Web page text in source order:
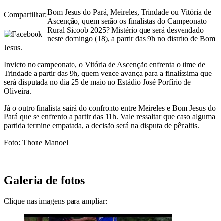
Compartilhar:Bom Jesus do Pará, Meireles, Trindade ou Vitória de
Ascenção, quem serão os finalistas do Campeonato
Rural Sicoob 2025? Mistério que será desvendado
neste domingo (18), a partir das 9h no distrito de Bom
Jesus.
Invicto no campeonato, o Vitória de Ascenção enfrenta o time de
Trindade a partir das 9h, quem vence avança para a finalíssima que
será disputada no dia 25 de maio no Estádio José Porfírio de
Oliveira.
Já o outro finalista sairá do confronto entre Meireles e Bom Jesus do
Pará que se enfrento a partir das 11h. Vale ressaltar que caso alguma
partida termine empatada, a decisão será na disputa de pênaltis.
Foto: Thone Manoel
Galeria de fotos
Clique nas imagens para ampliar: